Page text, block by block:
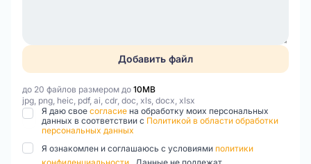
Добавить файл
до 20 файлов размером до 10MB
jpg, png, heic, pdf, ai, cdr, doc, xls, docx, xlsx
Я даю свое согласие на обработку моих персональных
данных в соответствии с Политикой в области обработки
персональных данных
Я ознакомлен и соглашаюсь с условиями политики